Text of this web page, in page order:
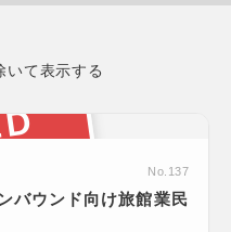
いて表示する
No.137
バウンド向け旅館業民